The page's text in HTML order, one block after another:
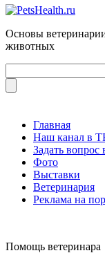
Основы
животных
Главная
Наш канал в
Задать вопрос
Фото
Выставки
Ветеринария
Реклама на
Помощь ветеринара